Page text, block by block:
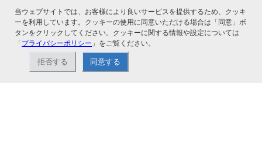
関連サービス
当ウェブサイトでは、お客様により良いサービスを提供するため、クッキ
ーを利用しています。クッキーの使用に同意いただける場合は「同意」ボ
タンをクリックしてください。クッキーに関する情報や設定については
「プライバシーポリシー 」をご覧ください。
拒否する 同意する